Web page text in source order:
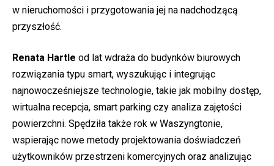
w nieruchomości i przygotowania jej na nadchodzącą
przyszłość.
Renata Hartle od lat wdraża do budynków biurowych
rozwiązania typu smart, wyszukując i integrując
najnowocześniejsze technologie, takie jak mobilny dostęp,
wirtualna recepcja, smart parking czy analiza zajętości
powierzchni. Spędziła także rok w Waszyngtonie,
wspierając nowe metody projektowania doświadczeń
użytkowników przestrzeni komercyjnych oraz analizując